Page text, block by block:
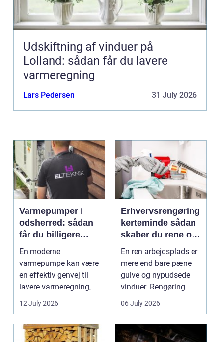
Udskiftning af vinduer på
Lolland: sådan får du lavere
varmeregning
Lars Pedersen 31 July 2026
Varmepumper i
odsherred: sådan
får du billigere
varme og et bedre
En moderne
varmepumpe kan være
en effektiv genvej til
lavere varmeregning,
mindre CO2-udslip og
12 July 2026
Erhvervsrengøring
kerteminde sådan
skaber du rene og
trygge rammer på
arbejdspladsen
En ren arbejdsplads er
mere end bare pæne
gulve og nypudsede
vinduer. Rengøring
påvirker medarbejder...
06 July 2026